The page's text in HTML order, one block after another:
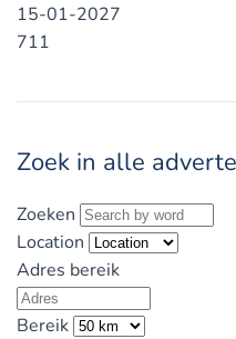
15-01-2027
711
Zoek in alle
Zoeken
Location
Adres bereik
Bereik